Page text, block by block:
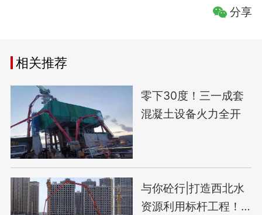
分享
相关推荐
零下30度！三一成套
混凝土设备火力全开
与你砼行|打造西北水
资源利用标杆工程！